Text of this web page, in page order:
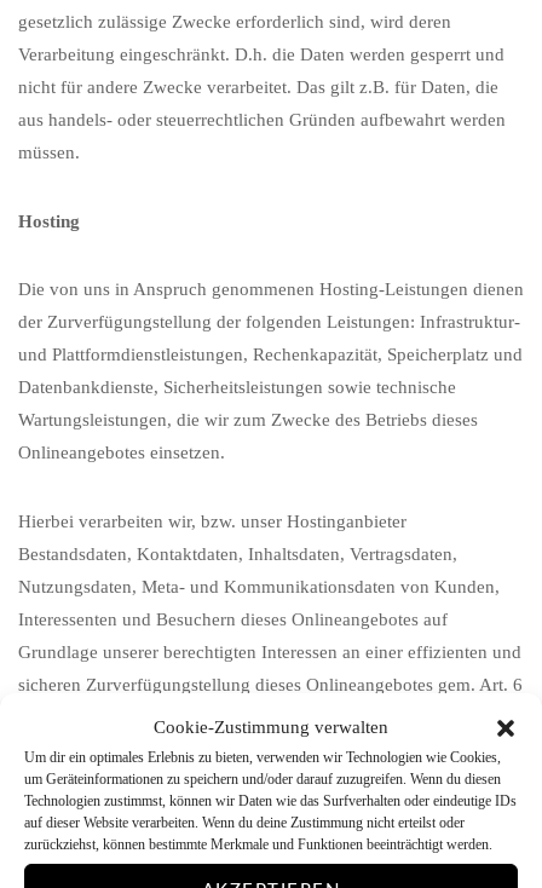
Cookie-Zustimmung verwalten
Um dir ein optimales Erlebnis zu bieten, verwenden wir Technologien wie Cookies,
um Geräteinformationen zu speichern und/oder darauf zuzugreifen. Wenn du diesen
Technologien zustimmst, können wir Daten wie das Surfverhalten oder eindeutige IDs
auf dieser Website verarbeiten. Wenn du deine Zustimmung nicht erteilst oder
zurückziehst, können bestimmte Merkmale und Funktionen beeinträchtigt werden.
gesetzlich zulässige Zwecke erforderlich sind, wird deren
Verarbeitung eingeschränkt. D.h. die Daten werden gesperrt und
nicht für andere Zwecke verarbeitet. Das gilt z.B. für Daten, die
aus handels- oder steuerrechtlichen Gründen aufbewahrt werden
müssen.
Hosting
Die von uns in Anspruch genommenen Hosting-Leistungen dienen
der Zurverfügungstellung der folgenden Leistungen: Infrastruktur-
und Plattformdienstleistungen, Rechenkapazität, Speicherplatz und
Datenbankdienste, Sicherheitsleistungen sowie technische
Wartungsleistungen, die wir zum Zwecke des Betriebs dieses
Onlineangebotes einsetzen.
Hierbei verarbeiten wir, bzw. unser Hostinganbieter
Bestandsdaten, Kontaktdaten, Inhaltsdaten, Vertragsdaten,
Nutzungsdaten, Meta- und Kommunikationsdaten von Kunden,
Interessenten und Besuchern dieses Onlineangebotes auf
Grundlage unserer berechtigten Interessen an einer effizienten und
sicheren Zurverfügungstellung dieses Onlineangebotes gem. Art. 6
Abs. 1 lit. f DSGVO i.V.m. Art. 28 DSGVO (Abschluss
Auftragsverarbeitungsvertrag).
Erhebung von Zugriffsdaten und Logfiles